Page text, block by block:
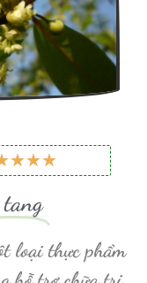
★★★5
loại thực phẩm